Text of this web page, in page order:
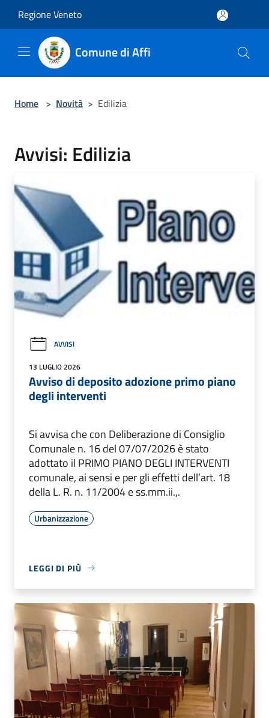
Regione Veneto
Comune di Affi
Home > Novità > Edilizia
Avvisi: Edilizia
AVVISI
13 LUGLIO 2026
Avviso di deposito adozione primo piano
degli interventi
Si avvisa che con Deliberazione di Consiglio
Comunale n. 16 del 07/07/2026 è stato
adottato il PRIMO PIANO DEGLI INTERVENTI
comunale, ai sensi e per gli effetti dell’art. 18
della L. R. n. 11/2004 e ss.mm.ii.,.
Urbanizzazione
LEGGI DI PIÙ